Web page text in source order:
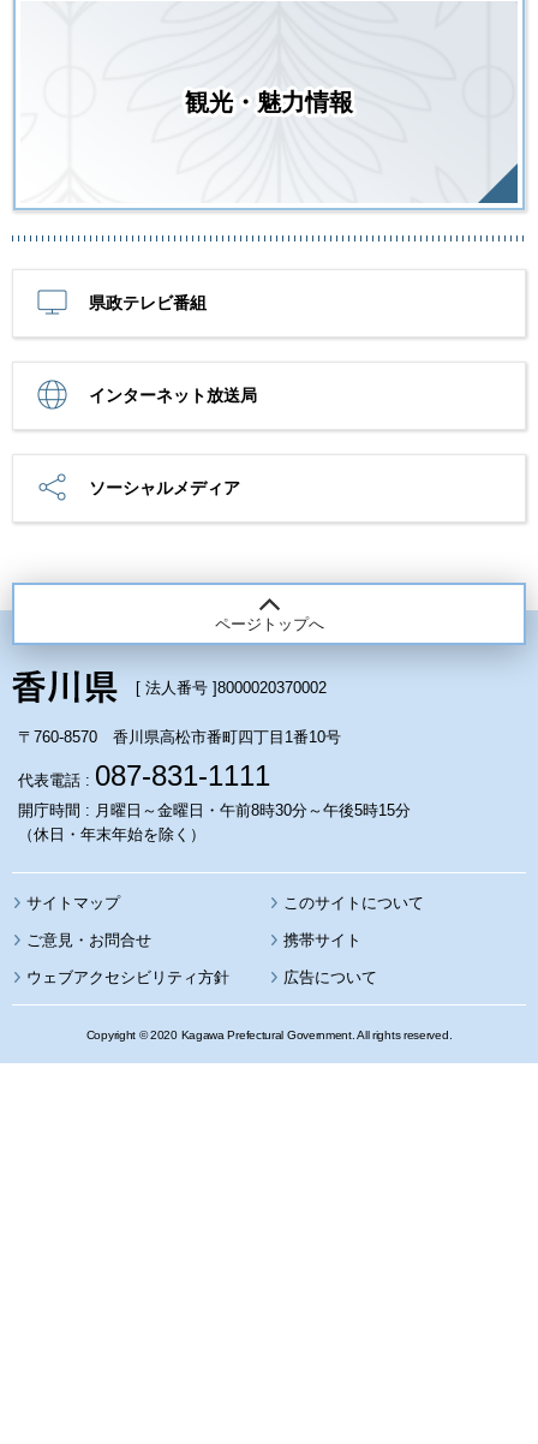
観光・魅力情報
県政テレビ番組
インターネット放送局
ソーシャルメディア
ページトップへ
[ 法人番号 ]8000020370002
〒760-8570 香川県高松市番町四丁目1番10号
代表電話 : 087-831-1111
開庁時間 : 月曜日～金曜日・午前8時30分～午後5時15分
（休日・年末年始を除く）
サイトマップ このサイトについて
携帯サイト
ウェブアクセシビリティ方針 広告について
Copyright © 2020 Kagawa Prefectural Government. All rights reserved.